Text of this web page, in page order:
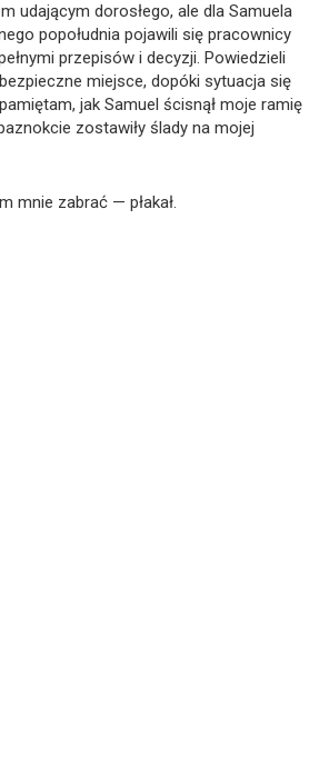
udającym dorosłego, ale dla Samuela
popołudnia pojawili się pracownicy
przepisów i decyzji. Powiedzieli
miejsce, dopóki sytuacja się
jak Samuel ścisnął moje ramię
zostawiły ślady na mojej
mnie zabrać — płakał.